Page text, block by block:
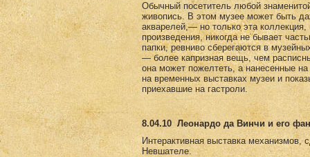
Обычный посетитель любой
живопись. В этом музее может быть
акварелей,— но только эта
произведения, никогда не бывает
папки, ревниво сберегаются в
— более капризная вещь, чем
она может пожелтеть, а нанесенные
на временных выставках музеи и
приехавшие на гастроли.
8.04.10 Леонардо да Винчи и его
Интерактивная выставка механизмов,
Невшателе.